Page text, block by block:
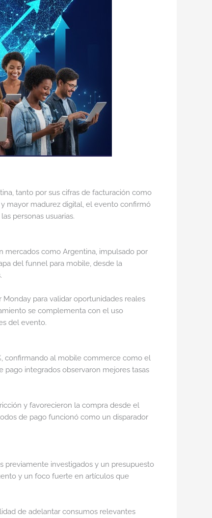
tanto por sus cifras de facturación como
mayor madurez digital, el evento confirmó
personas usuarias.
mercados como Argentina, impulsado por
del funnel para mobile, desde la
para validar oportunidades reales
se complementa con el uso
del evento.
confirmando al mobile commerce como el
pago integrados observaron mejores tasas
y favorecieron la compra desde el
de pago funcionó como un disparador
previamente investigados y un presupuesto
y un foco fuerte en artículos que
de adelantar consumos relevantes